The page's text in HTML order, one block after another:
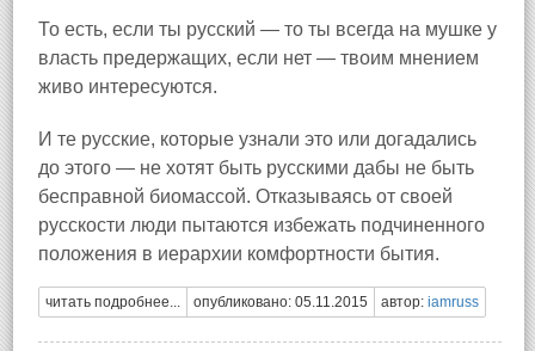
То есть, если ты русский — то ты всегда на мушке у
власть предержащих, если нет — твоим мнением
живо интересуются.
И те русские, которые узнали это или догадались
до этого — не хотят быть русскими дабы не быть
бесправной биомассой. Отказываясь от своей
русскости люди пытаются избежать подчиненного
положения в иерархии комфортности бытия.
читать подробнее... опубликовано: 05.11.2015 автор: iamruss